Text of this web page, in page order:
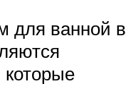
для ванной в